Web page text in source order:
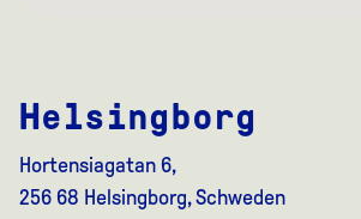
Helsingborg
Hortensiagatan 6,
256 68 Helsingborg, Schweden